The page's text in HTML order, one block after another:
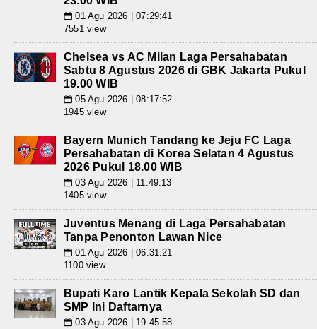
📅 01 Agu 2026 | 07:29:41
7551 view
Chelsea vs AC Milan Laga Persahabatan
Sabtu 8 Agustus 2026 di GBK Jakarta Pukul
19.00 WIB
📅 05 Agu 2026 | 08:17:52
1945 view
Bayern Munich Tandang ke Jeju FC Laga
Persahabatan di Korea Selatan 4 Agustus
2026 Pukul 18.00 WIB
📅 03 Agu 2026 | 11:49:13
1405 view
Juventus Menang di Laga Persahabatan
Tanpa Penonton Lawan Nice
📅 01 Agu 2026 | 06:31:21
1100 view
Bupati Karo Lantik Kepala Sekolah SD dan
SMP Ini Daftarnya
📅 03 Agu 2026 | 19:45:58